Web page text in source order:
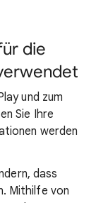
die
und zum
Sie Ihre
werden
dass
Mithilfe von